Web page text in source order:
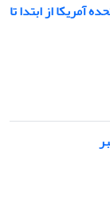
آمریکا از ابتدا تا